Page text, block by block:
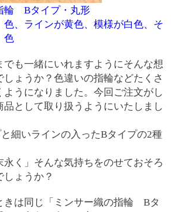
輪 Bタイプ・丸形
色、ラインが黄色、模様が白色、そ
色
でも一緒にいれますようにそんな想
ょうか？色違いの指輪などたくさ
ようになりました。今回ご注文がし
として取り扱うようにいたしまし
細いラインの入ったBタイプの2種
永く」そんな気持ちをのせておそろ
ょうか？
きは同じ「ミンサー織の指輪 Bタ